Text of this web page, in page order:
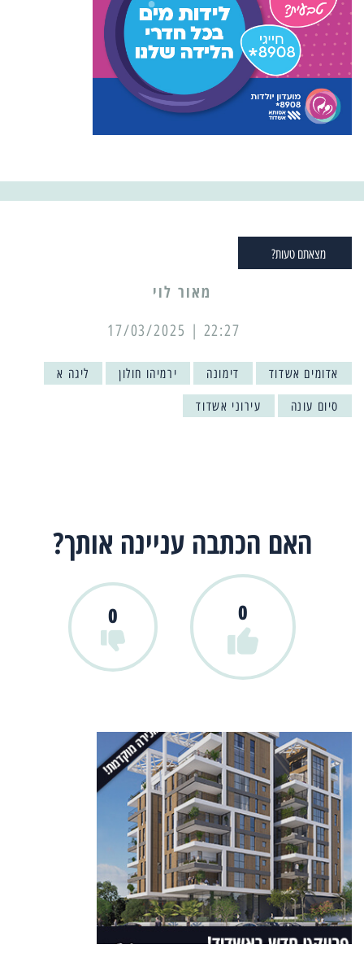
מצאתם טעות?
מאור לוי
22:27 | 17/03/2025
אדומים אשדוד דימונה ירמיהו חולון ליגה א
סיום עונה עירוני אשדוד
האם הכתבה עניינה אותך?
0
0